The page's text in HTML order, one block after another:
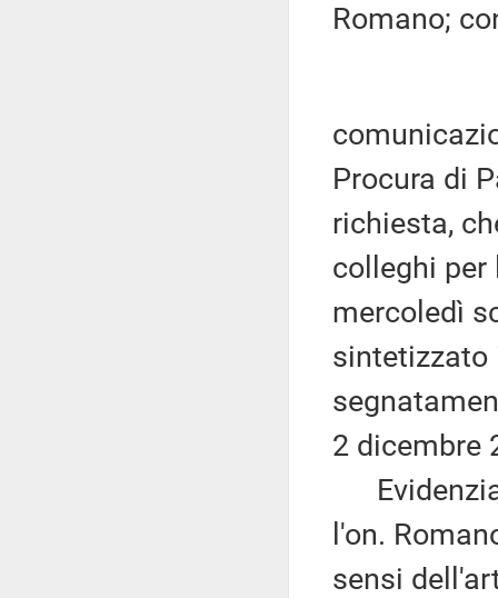
Romano;
Procura di
richiesta,
colleghi per
mercoledì
sintetizzato
2 dicembre
Evidenzia
l'on.
sensi